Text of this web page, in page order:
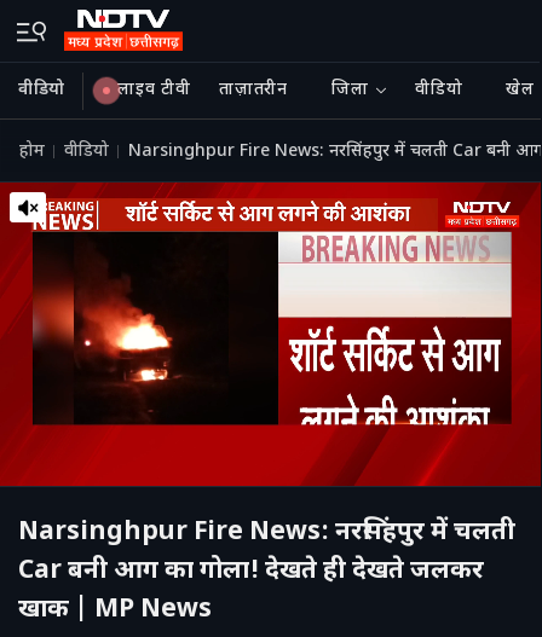
वीडियो लाइव टीवी ताज़ातरीन जिला वीडियो खेल
होम वीडियो Narsinghpur Fire News: नरसिंहपुर में चलती Car बनी
Narsinghpur Fire News: नरसिंहपुर में चलती
Car बनी आग का गोला! देखते ही देखते जलकर
खाक | MP News